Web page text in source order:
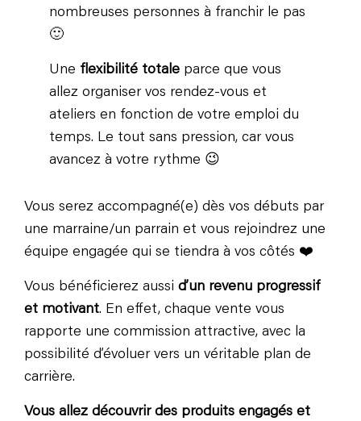
nombreuses personnes à franchir le pas
🙂
Une flexibilité totale parce que vous
allez organiser vos rendez-vous et
ateliers en fonction de votre emploi du
temps. Le tout sans pression, car vous
avancez à votre rythme 😉
Vous serez accompagné(e) dès vos débuts par
une marraine/un parrain et vous rejoindrez une
équipe engagée qui se tiendra à vos côtés ❤️
Vous bénéficierez aussi d’un revenu progressif
et motivant. En effet, chaque vente vous
rapporte une commission attractive, avec la
possibilité d’évoluer vers un véritable plan de
carrière.
Vous allez découvrir des produits engagés et